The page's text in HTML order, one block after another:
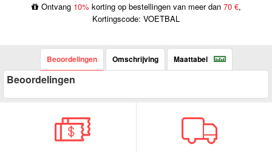
Ontvang 10% korting op bestellingen van meer dan 70 €,
Kortingscode: VOETBAL
Beoordelingen Omschrijving Maattabel
Beoordelingen